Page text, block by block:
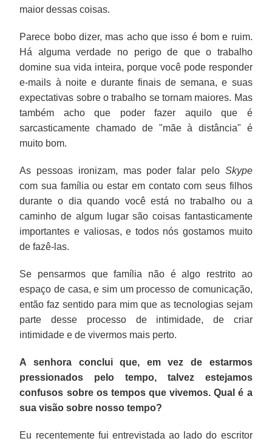
maior dessas coisas.
Parece bobo dizer, mas acho que isso é bom e ruim.
Há alguma verdade no perigo de que o trabalho
domine sua vida inteira, porque você pode responder
e-mails à noite e durante finais de semana, e suas
expectativas sobre o trabalho se tornam maiores. Mas
também acho que poder fazer aquilo que é
sarcasticamente chamado de "mãe à distância" é
muito bom.
As pessoas ironizam, mas poder falar pelo Skype
com sua família ou estar em contato com seus filhos
durante o dia quando você está no trabalho ou a
caminho de algum lugar são coisas fantasticamente
importantes e valiosas, e todos nós gostamos muito
de fazê-las.
Se pensarmos que família não é algo restrito ao
espaço de casa, e sim um processo de comunicação,
então faz sentido para mim que as tecnologias sejam
parte desse processo de intimidade, de criar
intimidade e de vivermos mais perto.
A senhora conclui que, em vez de estarmos
pressionados pelo tempo, talvez estejamos
confusos sobre os tempos que vivemos. Qual é a
sua visão sobre nosso tempo?
Eu recentemente fui entrevistada ao lado do escritor